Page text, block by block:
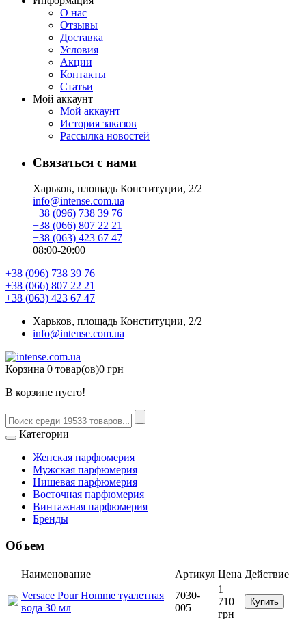
О нас
Отзывы
Доставка
Условия
Aкции
Контакты
Статьи
Мой аккаунт
Мой аккаунт
История заказов
Рассылка новостей
Связаться с нами
Харьков, площадь Конституции, 2/2
info@intense.com.ua
+38 (096) 738 39 76
+38 (066) 807 22 21
+38 (063) 423 67 47
08:00-20:00
+38 (096) 738 39 76
+38 (066) 807 22 21
+38 (063) 423 67 47
Харьков, площадь Конституции, 2/2
info@intense.com.ua
Корзина 0 товар(ов)0 грн
В корзине пусто!
Категории
Женская парфюмерия
Мужская парфюмерия
Нишевая парфюмерия
Восточная парфюмерия
Винтажная парфюмерия
Бренды
Объем
Наименование Артикул Цена Действие
Versace Pour Homme туалетная
вода 30 мл
7030-
005
1
710
грн
Купить